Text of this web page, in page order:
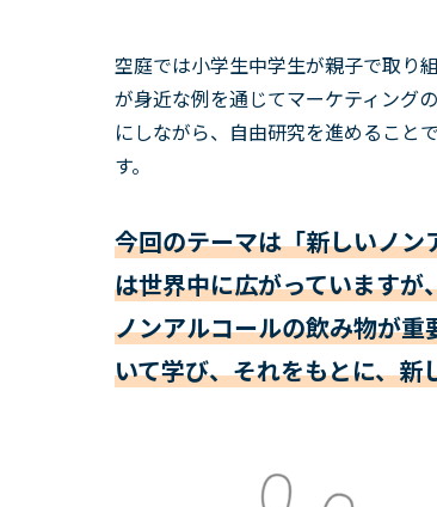
空庭では小学生中学生が親子で取り
が身近な例を通じてマーケティング
にしながら、自由研究を進めること
す。
今回のテーマは「新しいノ
は世界中に広がっています
ノンアルコールの飲み物が
いて学び、それをもとに、新